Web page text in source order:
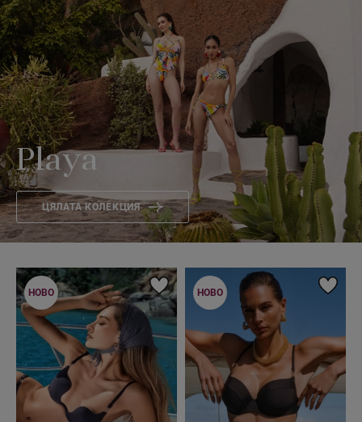
Playa
ЦЯЛАТА КОЛЕКЦИЯ
НОВО НОВО